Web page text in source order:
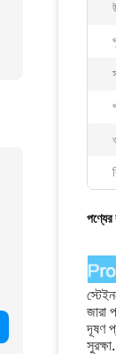
পণ্যের
জারা
দূষণ
সুরক্ষা.